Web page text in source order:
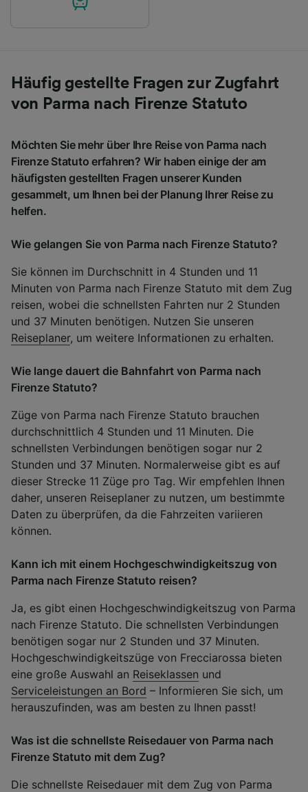
Häufig gestellte Fragen zur Zugfahrt
von Parma nach Firenze Statuto
Möchten Sie mehr über Ihre Reise von Parma nach
Firenze Statuto erfahren? Wir haben einige der am
häufigsten gestellten Fragen unserer Kunden
gesammelt, um Ihnen bei der Planung Ihrer Reise zu
helfen.
Wie gelangen Sie von Parma nach Firenze Statuto?
Sie können im Durchschnitt in 4 Stunden und 11
Minuten von Parma nach Firenze Statuto mit dem Zug
reisen, wobei die schnellsten Fahrten nur 2 Stunden
und 37 Minuten benötigen. Nutzen Sie unseren
Reiseplaner, um weitere Informationen zu erhalten.
Wie lange dauert die Bahnfahrt von Parma nach
Firenze Statuto?
Züge von Parma nach Firenze Statuto brauchen
durchschnittlich 4 Stunden und 11 Minuten. Die
schnellsten Verbindungen benötigen sogar nur 2
Stunden und 37 Minuten. Normalerweise gibt es auf
dieser Strecke 11 Züge pro Tag. Wir empfehlen Ihnen
daher, unseren Reiseplaner zu nutzen, um bestimmte
Daten zu überprüfen, da die Fahrzeiten variieren
können.
Kann ich mit einem Hochgeschwindigkeitszug von
Parma nach Firenze Statuto reisen?
Ja, es gibt einen Hochgeschwindigkeitszug von Parma
nach Firenze Statuto. Die schnellsten Verbindungen
benötigen sogar nur 2 Stunden und 37 Minuten.
Hochgeschwindigkeitszüge von Frecciarossa bieten
eine große Auswahl an Reiseklassen und
Serviceleistungen an Bord – Informieren Sie sich, um
herauszufinden, was am besten zu Ihnen passt!
Was ist die schnellste Reisedauer von Parma nach
Firenze Statuto mit dem Zug?
Die schnellste Reisedauer mit dem Zug von Parma